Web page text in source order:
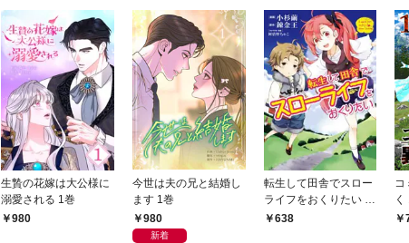
生贄の花嫁は大公様に
溺愛される 1巻
980
今世は夫の兄と結婚し
ます 1巻
980
新着
転生して田舎でスロー
ライフをおくりたい 1
巻638
コ
く